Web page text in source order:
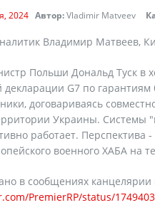
2024 Автор:Vladimir Matveev
Владимир Матвеев,
Польши Дональд Туск в
G7 по
договариваясь
Украины. Системы
работает. Перспектива
военного ХАБА на
в сообщениях
PremierRP/status/